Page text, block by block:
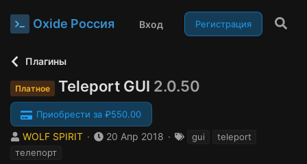
Oxide Россия Вход Регистрация
Плагины
Платное Teleport GUI 2.0.50
Приобрести за ₽550.00
А
в
WOLF SPIRIT
Д
20 Апр 2018
Тgui
teleport
телепорт